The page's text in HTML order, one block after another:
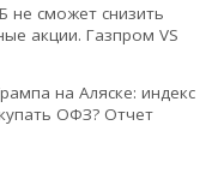
не сможет снизить
акции. Газпром VS
на Аляске: индекс
ОФЗ? Отчет